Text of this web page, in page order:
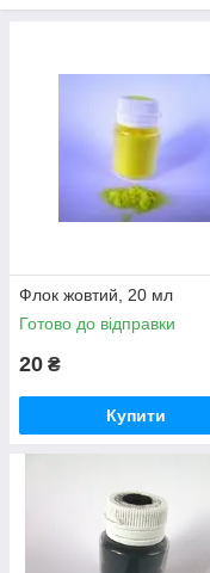
Флок жовтий, 20 мл
Готово до відправки
20 ₴
Купити